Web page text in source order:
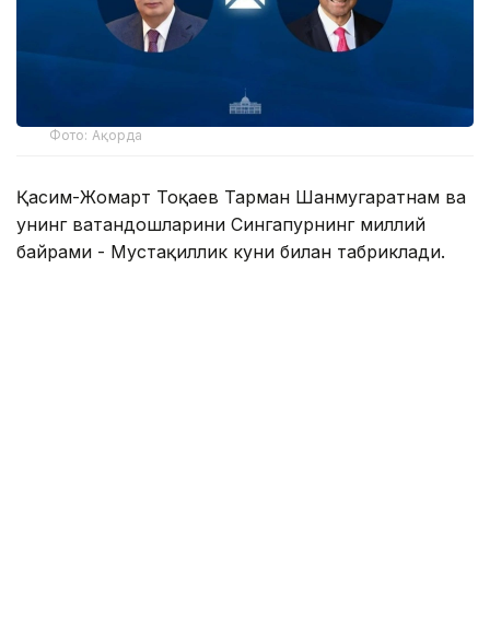
Фото: Ақорда
Қасим-Жомарт Тоқаев Тарман Шанмугаратнам ва
унинг ватандошларини Сингапурнинг миллий
байрами - Мустақиллик куни билан табриклади.